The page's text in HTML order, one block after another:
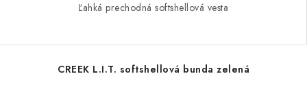
Ľahká prechodná softshellová vesta
CREEK L.I.T. softshellová bunda zelená